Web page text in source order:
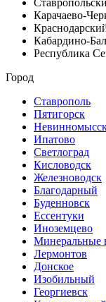
Карачаево-
Кабардино-
Республика
Город
Ставрополь
Пятигорск
Ипатово
Светлоград
Кисловодск
Железноводск
Благодарный
Буденновск
Ессентуки
Иноземцево
Минеральные
Лермонтов
Донское
Изобильный
Георгиевск